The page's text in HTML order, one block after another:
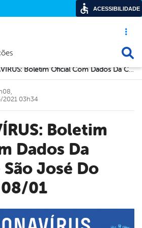
Acesso
navegação
CORONAVÍRUS: Boletim Oficial Com Dados Da Cidade De São José Do Belmonte 08/01
Dados Da
José Do
01
03h34
ACESSIBILIDADE